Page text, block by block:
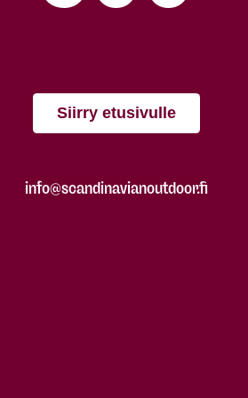
Siirry etusivulle
info@scandinavianoutdoor.fi